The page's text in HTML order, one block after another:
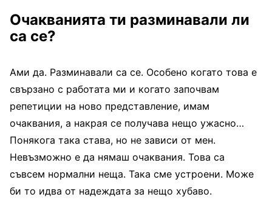
Очакванията ти разминавали ли
са се?
Ами да. Разминавали са се. Особено когато това е
свързано с работата ми и когато започвам
репетиции на ново представление, имам
очаквания, а накрая се получава нещо ужасно…
Понякога така става, но не зависи от мен.
Невъзможно е да нямаш очаквания. Това са
съвсем нормални неща. Така сме устроени. Може
би то идва от надеждата за нещо хубаво.